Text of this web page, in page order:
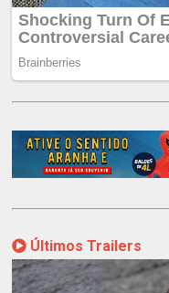
Últimos Trailers